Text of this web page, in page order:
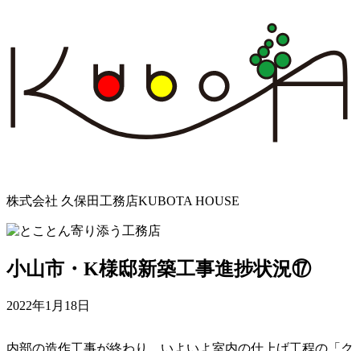
株式会社 久保田工務店KUBOTA HOUSE
小山市・K様邸新築工事進捗状況⑰
2022年1月18日
内部の造作工事が終わり、いよいよ室内の仕上げ工程の「ク